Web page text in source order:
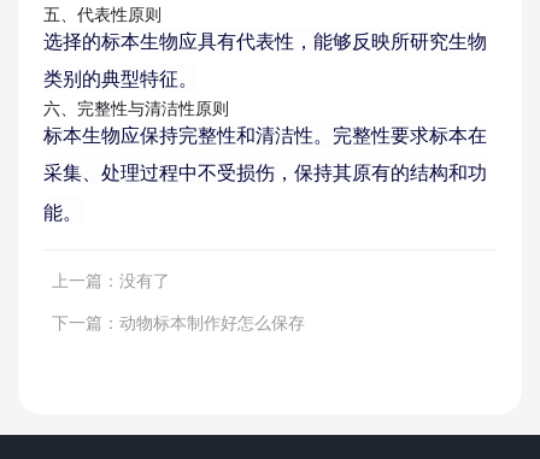
五、代表性原则
选择的标本生物应具有代表性，能够反映所研究生物
类别的典型特征。
六、完整性与清洁性原则
标本生物应保持完整性和清洁性。完整性要求标本在
采集、处理过程中不受损伤，保持其原有的结构和功
能。
上一篇：没有了
下一篇：动物标本制作好怎么保存